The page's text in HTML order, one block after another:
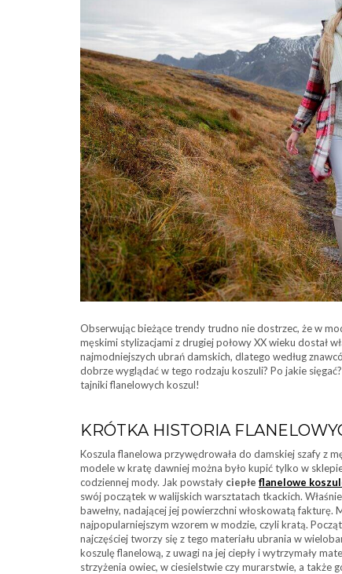
Obserwując bieżące trendy trudno nie dostrzec, że w
męskimi stylizacjami z drugiej połowy XX wieku dostał
najmodniejszych ubrań damskich, dlatego według
dobrze wyglądać w tego rodzaju koszuli? Po jakie
tajniki flanelowych koszul!
KRÓTKA HISTORIA
Koszula flanelowa przywędrowała do damskiej szafy z
modele w kratę dawniej można było kupić tylko w
codziennej mody. Jak powstały ciepłe flanelowe
swój początek w walijskich warsztatach tkackich.
bawełny, nadającej jej powierzchni włoskowatą fakturę.
najpopularniejszym wzorem w modzie, czyli kratą.
najczęściej tworzy się z tego materiału ubrania w
koszulę flanelową, z uwagi na jej ciepły i wytrzymały
strzyżenia owiec, w ciesielstwie czy murarstwie, a także